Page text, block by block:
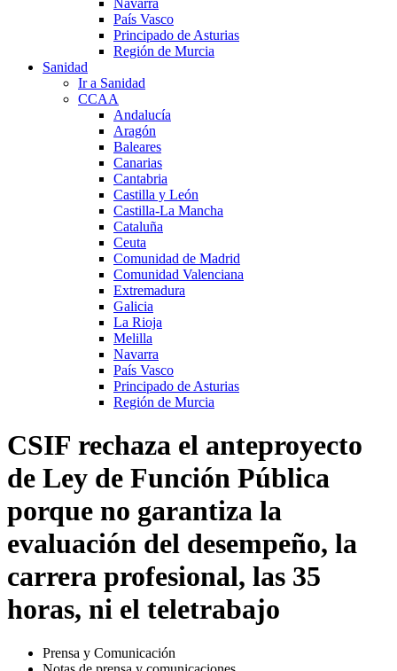
País Vasco
Principado de Asturias
Región de Murcia
Sanidad
Ir a Sanidad
CCAA
Andalucía
Aragón
Baleares
Canarias
Cantabria
Castilla y León
Castilla-La Mancha
Cataluña
Ceuta
Comunidad de Madrid
Comunidad Valenciana
Extremadura
Galicia
La Rioja
Melilla
Navarra
País Vasco
Principado de Asturias
Región de Murcia
CSIF rechaza el anteproyecto
de Ley de Función Pública
porque no garantiza la
evaluación del desempeño, la
carrera profesional, las 35
horas, ni el teletrabajo
Prensa y Comunicación